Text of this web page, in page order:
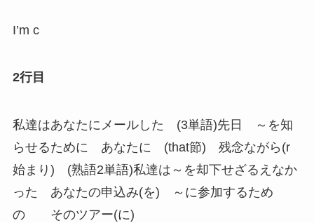
I’m c
2行目
私達はあなたにメールした (3単語)先日 ～を知
らせるために あなたに (that節) 残念ながら(r
始まり) (熟語2単語)私達は～を却下せざるえなか
った あなたの申込み(を) ～に参加するため
の そのツアー(に)